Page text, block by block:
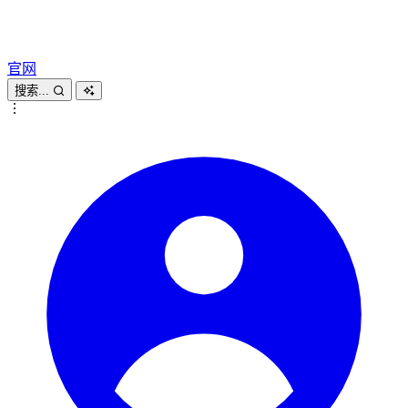
官网
搜索...